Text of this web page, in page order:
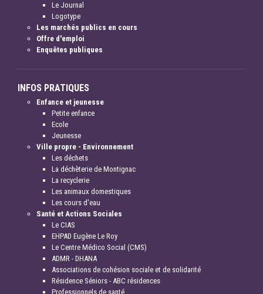
Le Journal
Logotype
Les marchés publics en cours
Offre d'emploi
Enquêtes publiques
INFOS PRATIQUES
Enfance et jeunesse
Petite enfance
Ecole
Jeunesse
Ville propre - Environnement
Les déchets
La déchèterie de Montignac
La recyclerie
Les animaux domestiques
Les cours d'eau
Santé et Actions Sociales
Le CIAS
EHPAD Eugène Le Roy
Le Centre Médico Social (CMS)
ADMR - DHANA
Associations de cohésion sociale et de solidarité
Résidence Séniors - ABC résidences
Professionnels de santé